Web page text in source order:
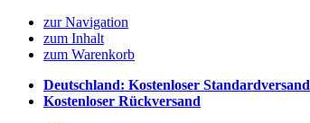
zur Navigation
zum Inhalt
zum Warenkorb
Deutschland: Kostenloser Standardversand
Kostenloser Rückversand